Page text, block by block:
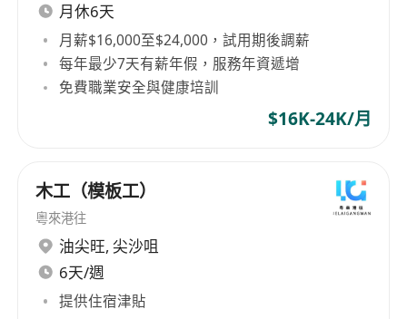
月休6天
月薪$16,000至$24,000，試用期後調薪
每年最少7天有薪年假，服務年資遞增
免費職業安全與健康培訓
$16K-24K/月
木工（模板工）
粵來港往
油尖旺, 尖沙咀
6天/週
提供住宿津貼